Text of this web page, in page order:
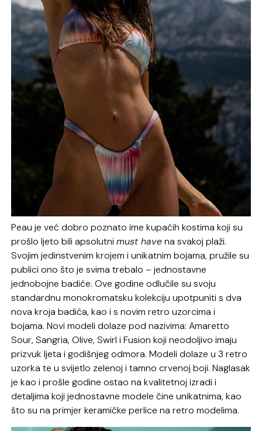
Peau je već dobro poznato ime kupaćih kostima koji su
prošlo ljeto bili apsolutnimust havena svakoj plaži.
Svojim jedinstvenim krojem i unikatnim bojama, pružile su
publici ono što je svima trebalo – jednostavne
jednobojne badiće. Ove godine odlučile su svoju
standardnu monokromatsku kolekciju upotpuniti s dva
nova kroja badića, kao i s novim retro uzorcima i
bojama. Novi modeli dolaze pod nazivima: Amaretto
Sour, Sangria, Olive, Swirl i Fusion koji neodoljivo imaju
prizvuk ljeta i godišnjeg odmora. Modeli dolaze u 3 retro
uzorka te u svijetlo zelenoj i tamno crvenoj boji. Naglasak
je kao i prošle godine ostao na kvalitetnoj izradi i
detaljima koji jednostavne modele čine unikatnima, kao
što su na primjer keramičke perlice na retro modelima.